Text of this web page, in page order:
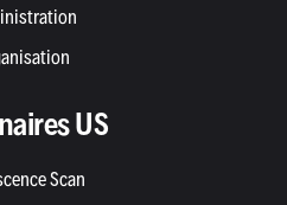
US
Scan